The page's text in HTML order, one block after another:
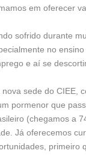
em oferecer
sofrido durante
no
e aí se
nova sede do CIEE,
pormenor que
(chegamos a
Já oferecemos
primeiro